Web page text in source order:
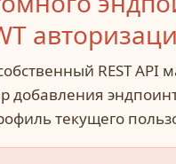
REST API
добавления
текущего